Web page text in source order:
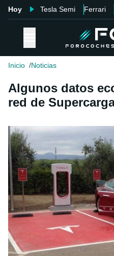
Hoy Tesla Semi Ferrari
Inicio Noticias
Algunos datos
red de